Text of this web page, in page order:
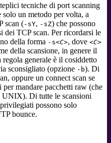
tecniche di port scanning
solo un metodo per volta, a
scan (-sY, -sZ) che possono
dei TCP scan. Per ricordarsi le
della forma -s<C>, dove <C>
della scansione, in genere il
generale è il cosiddetto
sconsigliato (opzione -b). Di
oppure un connect scan se
mandare pacchetti raw (che
UNIX). Di tutte le scansioni
possono solo
bounce.